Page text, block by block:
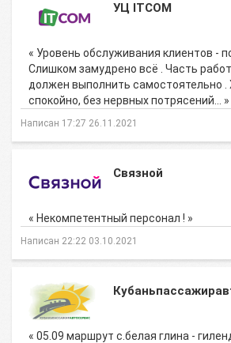
УЦ ITCOM
« Уровень обслуживания клиентов -
Слишком замудрено всё . Часть
должен выполнить самостоятельно .
спокойно, без нервных потрясений… »
Написан 17:27 26.11.2021
Связной
« Некомпетентный персонал ! »
Написан 22:22 03.10.2021
« 05.09 маршрут с.белая глина -